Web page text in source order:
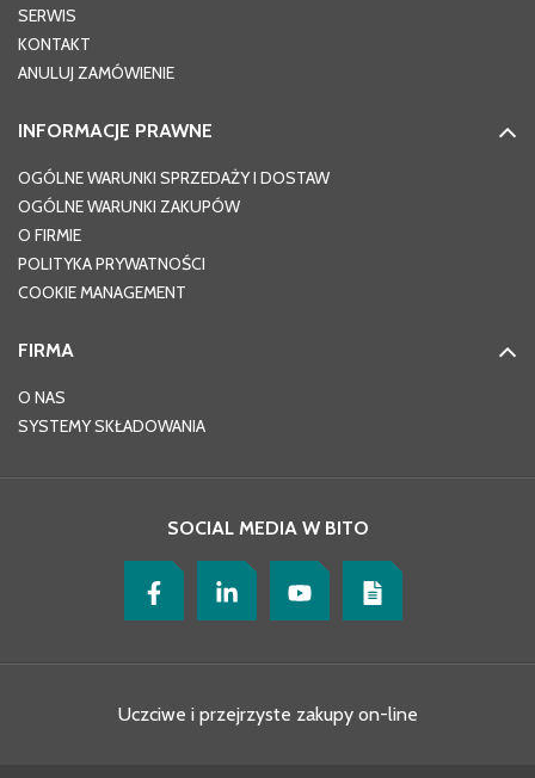
SERWIS
KONTAKT
ANULUJ ZAMÓWIENIE
INFORMACJE PRAWNE
OGÓLNE WARUNKI SPRZEDAŻY I DOSTAW
OGÓLNE WARUNKI ZAKUPÓW
O FIRMIE
POLITYKA PRYWATNOŚCI
COOKIE MANAGEMENT
FIRMA
O NAS
SYSTEMY SKŁADOWANIA
SOCIAL MEDIA W BITO
Uczciwe i przejrzyste zakupy on-line